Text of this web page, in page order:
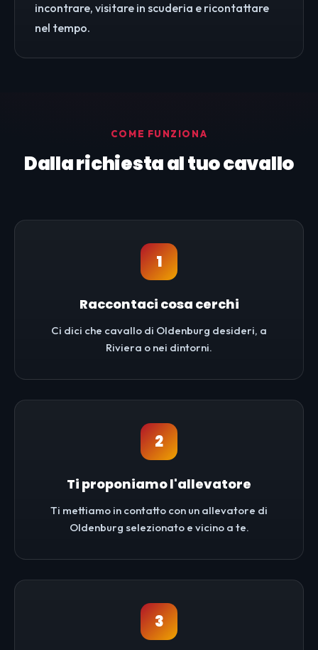
incontrare, visitare in scuderia e ricontattare
nel tempo.
COME FUNZIONA
Dalla richiesta al tuo cavallo
1
Raccontaci cosa cerchi
Ci dici che cavallo di Oldenburg desideri, a
Riviera o nei dintorni.
2
Ti proponiamo l'allevatore
Ti mettiamo in contatto con un allevatore di
Oldenburg selezionato e vicino a te.
3